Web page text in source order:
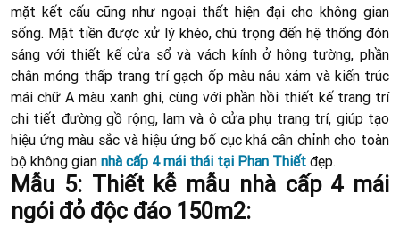
mặt kết cấu cũng như ngoại thất hiện đại cho không gian
sống. Mặt tiền được xử lý khéo, chú trọng đến hệ thống đón
sáng với thiết kế cửa sổ và vách kính ở hông tường, phần
chân móng thấp trang trí gạch ốp màu nâu xám và kiến trúc
mái chữ A màu xanh ghi, cùng với phần hồi thiết kế trang trí
chi tiết đường gồ rộng, lam và ô cửa phụ trang trí, giúp tạo
hiệu ứng màu sắc và hiệu ứng bố cục khá cân chỉnh cho toàn
bộ không gian nhà cấp 4 mái thái tại Phan Thiết đẹp.
Mẫu 5: Thiết kễ mẫu nhà cấp 4 mái
ngói đỏ độc đáo 150m2: